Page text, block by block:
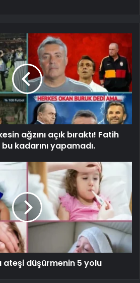
ağzını açık bıraktı! Fatih
kadarını yapamadı.
düşürmenin 5 yolu